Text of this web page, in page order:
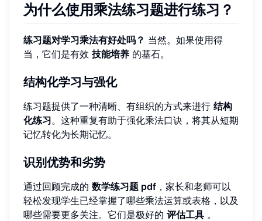
为什么使用乘法练习题进行练习？
练习题对学习乘法有好处吗？ 当然。如果使用得
当，它们是有效 技能培养 的基石。
结构化学习与强化
练习题提供了一种清晰、有组织的方式来进行 结构
化练习。这种重复有助于强化乘法口诀，将其从短期
记忆转化为长期记忆。
识别优势和劣势
通过回顾完成的 数学练习题 pdf ，家长和老师可以
轻松发现学生已经掌握了哪些乘法运算或表格，以及
哪些需要更多关注。它们是极好的 评估工具 。